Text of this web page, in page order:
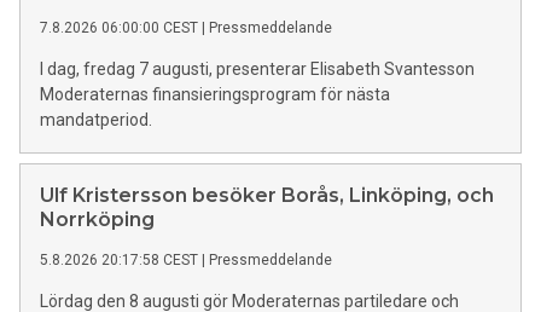
7.8.2026 06:00:00 CEST Pressmeddelande
I dag, fredag 7 augusti, presenterar Elisabeth Svantesson
Moderaternas finansieringsprogram för nästa
mandatperiod.
Ulf Kristersson besöker Borås, Linköping, och
Norrköping
5.8.2026 20:17:58 CEST Pressmeddelande
Lördag den 8 augusti gör Moderaternas partiledare och